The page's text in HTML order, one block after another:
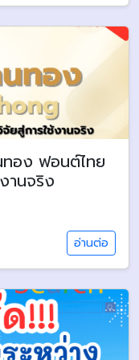
อง ฟอนต์ไทย
านจริง
อ่านต่อ